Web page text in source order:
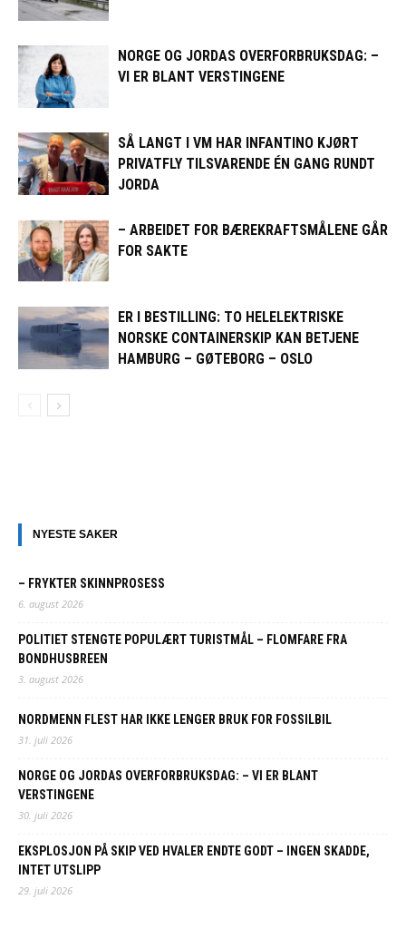
NORGE OG JORDAS OVERFORBRUKSDAG: –
VI ER BLANT VERSTINGENE
SÅ LANGT I VM HAR INFANTINO KJØRT
PRIVATFLY TILSVARENDE ÉN GANG RUNDT
JORDA
– ARBEIDET FOR BÆREKRAFTSMÅLENE GÅR
FOR SAKTE
ER I BESTILLING: TO HELELEKTRISKE
NORSKE CONTAINERSKIP KAN BETJENE
HAMBURG – GØTEBORG – OSLO
NYESTE SAKER
– FRYKTER SKINNPROSESS
6. august 2026
POLITIET STENGTE POPULÆRT TURISTMÅL – FLOMFARE FRA
BONDHUSBREEN
3. august 2026
NORDMENN FLEST HAR IKKE LENGER BRUK FOR FOSSILBIL
31. juli 2026
NORGE OG JORDAS OVERFORBRUKSDAG: – VI ER BLANT
VERSTINGENE
30. juli 2026
EKSPLOSJON PÅ SKIP VED HVALER ENDTE GODT – INGEN SKADDE,
INTET UTSLIPP
29. juli 2026